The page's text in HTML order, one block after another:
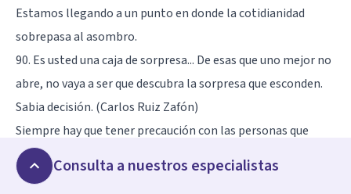
Estamos llegando a un punto en donde la cotidianidad
sobrepasa al asombro.
90. Es usted una caja de sorpresa... De esas que uno mejor no
abre, no vaya a ser que descubra la sorpresa que esconden.
Sabia decisión. (Carlos Ruiz Zafón)
Siempre hay que tener precaución con las personas que
conocemos.
Consulta a nuestros especialistas